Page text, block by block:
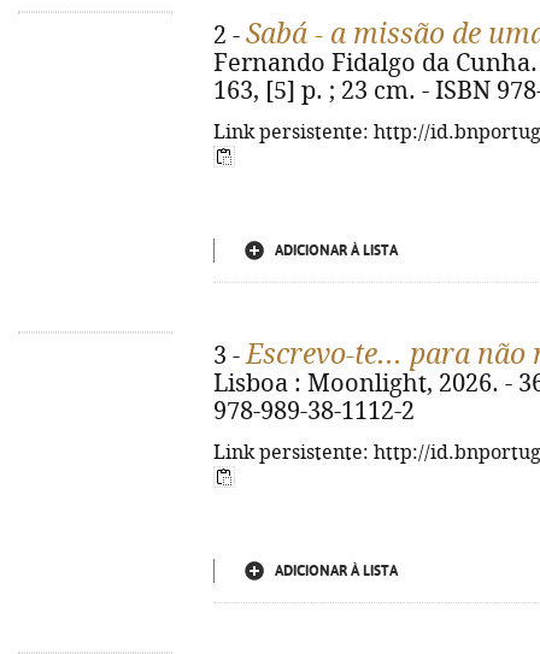
2 - Sabá - a missão de
Fernando Fidalgo da
163, [5] p. ; 23 cm. - ISBN
Link persistente: http://
ADICIONAR À LISTA
3 -Escrevo-te... para não
Lisboa : Moonlight, 2026. -
978-989-38-1112-2
Link persistente: http://
ADICIONAR À LISTA